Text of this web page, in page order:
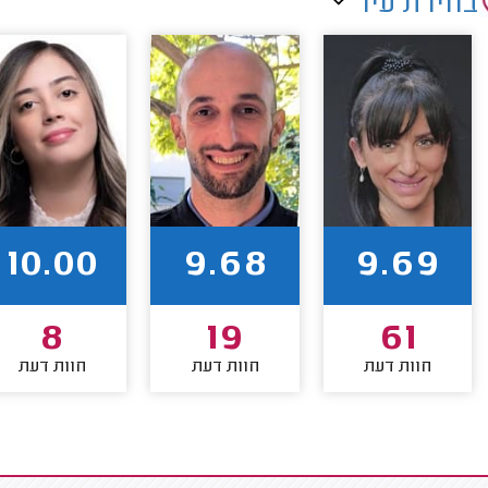
9.69
61
חוות דעת
9.68
19
חוות דעת
10.00
8
חוות דעת